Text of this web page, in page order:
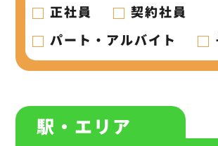
正社員
契約社員
パート・アルバイト
駅・エリア